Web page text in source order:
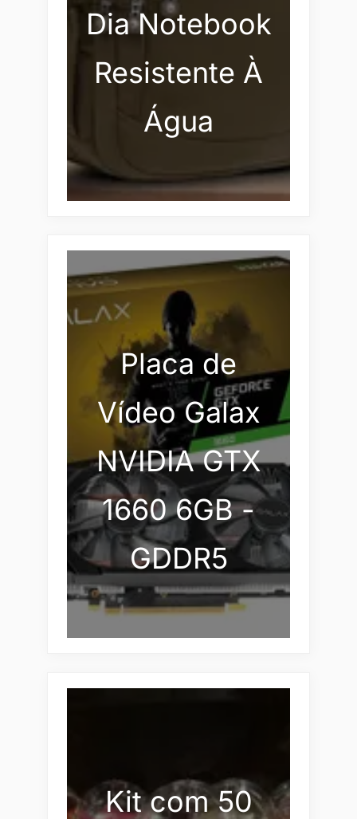
Dia Notebook
Resistente À
Água
Placa de
Vídeo Galax
NVIDIA GTX
1660 6GB -
GDDR5
Kit com 50